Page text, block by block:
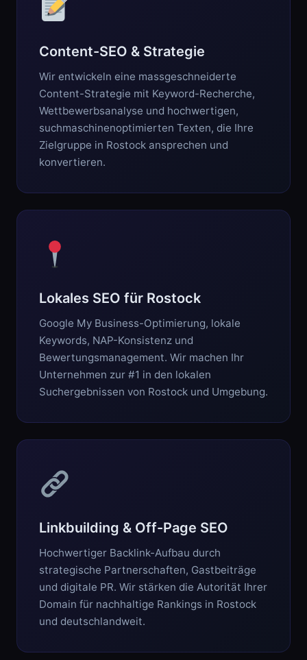
Content-SEO & Strategie
Wir entwickeln eine massgeschneiderte
Content-Strategie mit Keyword-Recherche,
Wettbewerbsanalyse und hochwertigen,
suchmaschinenoptimierten Texten, die Ihre
Zielgruppe in Rostock ansprechen und
konvertieren.
Lokales SEO für Rostock
Google My Business-Optimierung, lokale
Keywords, NAP-Konsistenz und
Bewertungsmanagement. Wir machen Ihr
Unternehmen zur #1 in den lokalen
Suchergebnissen von Rostock und Umgebung.
Linkbuilding & Off-Page SEO
Hochwertiger Backlink-Aufbau durch
strategische Partnerschaften, Gastbeiträge
und digitale PR. Wir stärken die Autorität Ihrer
Domain für nachhaltige Rankings in Rostock
und deutschlandweit.